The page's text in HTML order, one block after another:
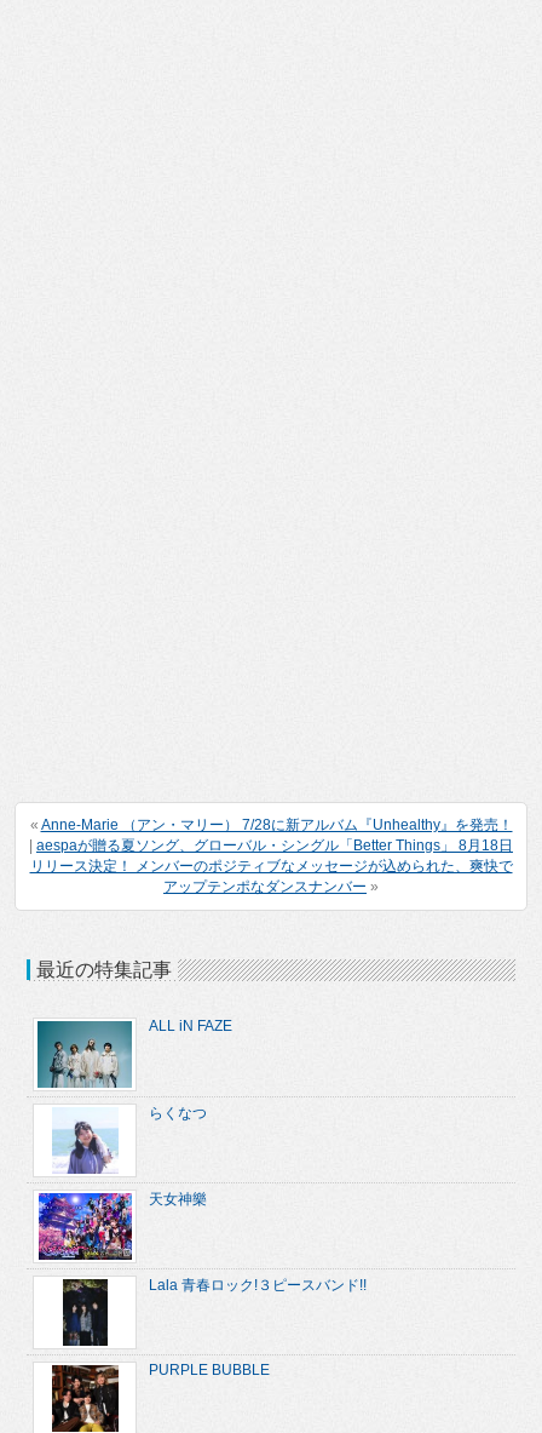
« Anne-Marie （アン・マリー） 7/28に新アルバム『Unhealthy』を発売！
aespaが贈る夏ソング、グローバル・シングル「Better Things」 8月18日
リリース決定！ メンバーのポジティブなメッセージが込められた、爽快で
アップテンポなダンスナンバー »
最近の特集記事
ALL iN FAZE
らくなつ
天女神樂
Lala 青春ロック!３ピースバンド!!
PURPLE BUBBLE